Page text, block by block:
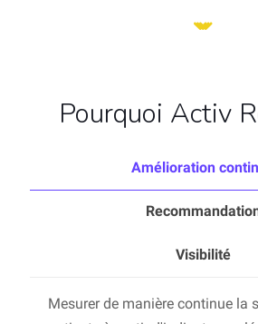
Pourquoi Activ
Amélioration
Visibilité
Mesurer de manière continue la